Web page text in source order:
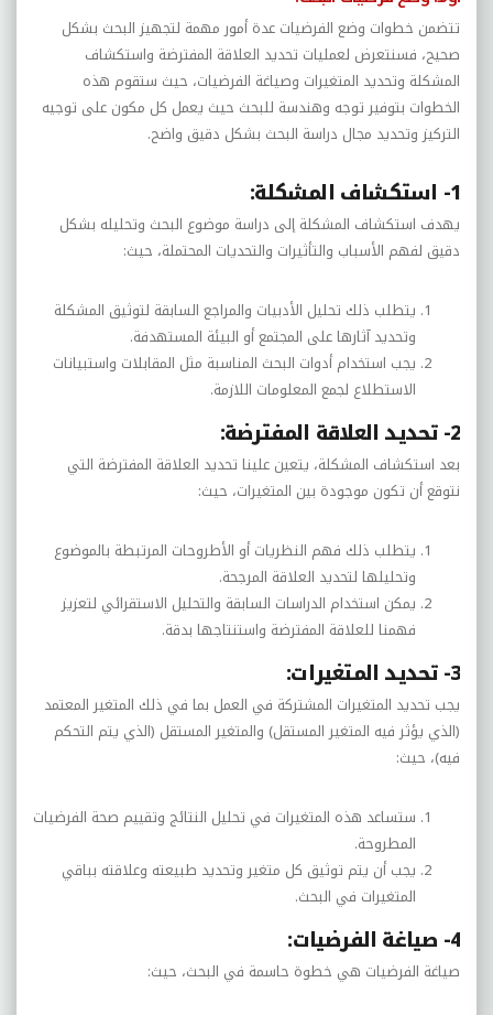
تتضمن خطوات وضع الفرضيات عدة أمور مهمة لتجهيز البحث بشكل
صحيح، فسنتعرض لعمليات تحديد العلاقة المفترضة واستكشاف
المشكلة وتحديد المتغيرات وصياغة الفرضيات، حيث ستقوم هذه
الخطوات بتوفير توجه وهندسة للبحث حيث يعمل كل مكون على توجيه
التركيز وتحديد مجال دراسة البحث بشكل دقيق واضح.
1- استكشاف المشكلة:
يهدف استكشاف المشكلة إلى دراسة موضوع البحث وتحليله بشكل
دقيق لفهم الأسباب والتأثيرات والتحديات المحتملة، حيث:
يتطلب ذلك تحليل الأدبيات والمراجع السابقة لتوثيق المشكلة
وتحديد آثارها على المجتمع أو البيئة المستهدفة.
يجب استخدام أدوات البحث المناسبة مثل المقابلات واستبيانات
الاستطلاع لجمع المعلومات اللازمة.
2- تحديد العلاقة المفترضة:
بعد استكشاف المشكلة، يتعين علينا تحديد العلاقة المفترضة التي
نتوقع أن تكون موجودة بين المتغيرات، حيث:
يتطلب ذلك فهم النظريات أو الأطروحات المرتبطة بالموضوع
وتحليلها لتحديد العلاقة المرجحة.
يمكن استخدام الدراسات السابقة والتحليل الاستقرائي لتعزيز
فهمنا للعلاقة المفترضة واستنتاجها بدقة.
3- تحديد المتغيرات:
يجب تحديد المتغيرات المشتركة في العمل بما في ذلك المتغير المعتمد
(الذي يؤثر فيه المتغير المستقل) والمتغير المستقل (الذي يتم التحكم
فيه)، حيث:
ستساعد هذه المتغيرات في تحليل النتائج وتقييم صحة الفرضيات
المطروحة.
يجب أن يتم توثيق كل متغير وتحديد طبيعته وعلاقته بباقي
المتغيرات في البحث.
4- صياغة الفرضيات:
صياغة الفرضيات هي خطوة حاسمة في البحث، حيث: